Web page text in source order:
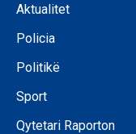
Aktualitet
Policia
Politikë
Sport
Qytetari Raporton